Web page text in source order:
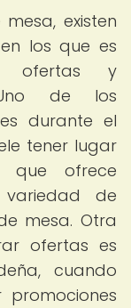
existen
los que es
ofertas y
Uno de los
durante el
tener lugar
que ofrece
de
mesa. Otra
ofertas es
cuando
promociones